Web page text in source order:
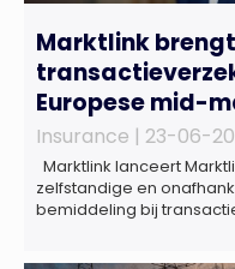
Marktlink
Europese mid-
Insurance | 23-06-
Marktlink lanceert
zelfstandige en
bemiddeling bij